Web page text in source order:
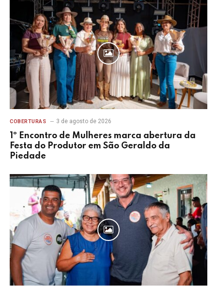
COBERTURAS 3 de agosto de 2026
1º Encontro de Mulheres marca abertura da
Festa do Produtor em São Geraldo da
Piedade